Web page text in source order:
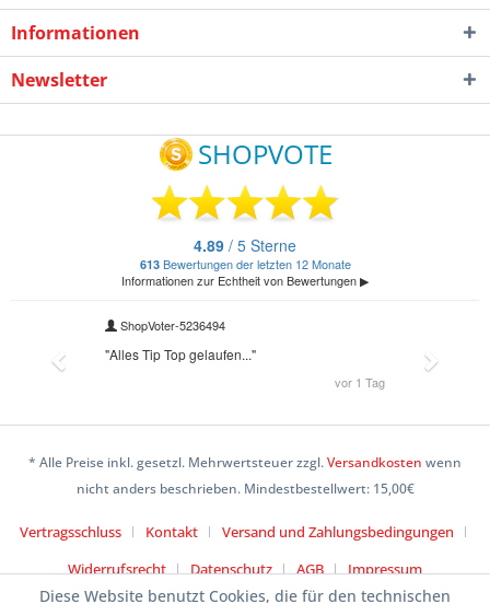
Informationen
Newsletter
* Alle Preise inkl. gesetzl. Mehrwertsteuer zzgl.Versandkosten wenn
nicht anders beschrieben. Mindestbestellwert: 15,00€
Vertragsschluss Kontakt
Versand und Zahlungsbedingungen
Widerrufsrecht
Datenschutz AGB Impressum
Diese Website benutzt Cookies, die für den technischen